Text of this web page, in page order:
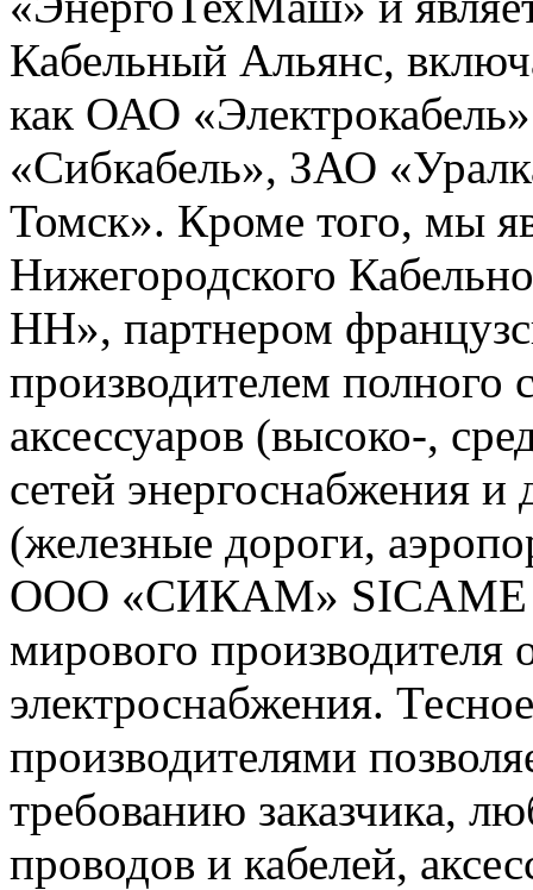
Кабельный Альянс,
как ОАО
«Сибкабель», ЗАО
Томск». Кроме того, мы
Нижегородского
НН», партнером
производителем полного
аксессуаров (высоко-,
сетей энергоснабжения
(железные дороги,
ООО «СИКАМ» SICAME
мирового производителя
электроснабжения.
производителями
требованию заказчика,
проводов и кабелей,